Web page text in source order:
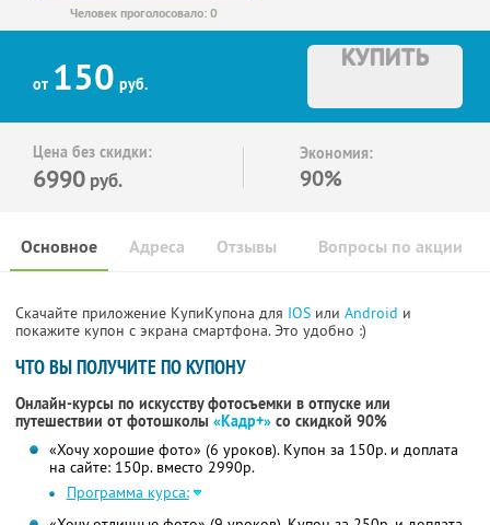
Человек проголосовало: 0
от 150 руб.
КУПИТЬ
Цена без скидки:
6990 руб.
Экономия:
90%
Основное Отзывы Вопросы по акции
Адреса
Скачайте приложение КупиКупона для IOS или Android и
покажите купон с экрана смартфона. Это удобно :)
ЧТО ВЫ ПОЛУЧИТЕ ПО КУПОНУ
Онлайн-курсы по искусству фотосъемки в отпуске или
путешествии от фотошколы «Кадр+» со скидкой 90%
«Хочу хорошие фото» (6 уроков). Купон за 150р. и доплата
на сайте: 150р. вместо 2990р.
Программа курса: